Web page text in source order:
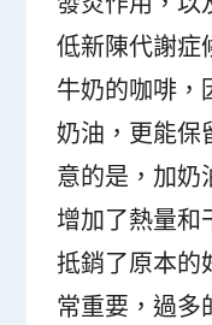
低新陳代謝症
牛奶的咖啡，
奶油，更能保
意的是，加奶
增加了熱量和
抵銷了原本的
常重要，過多